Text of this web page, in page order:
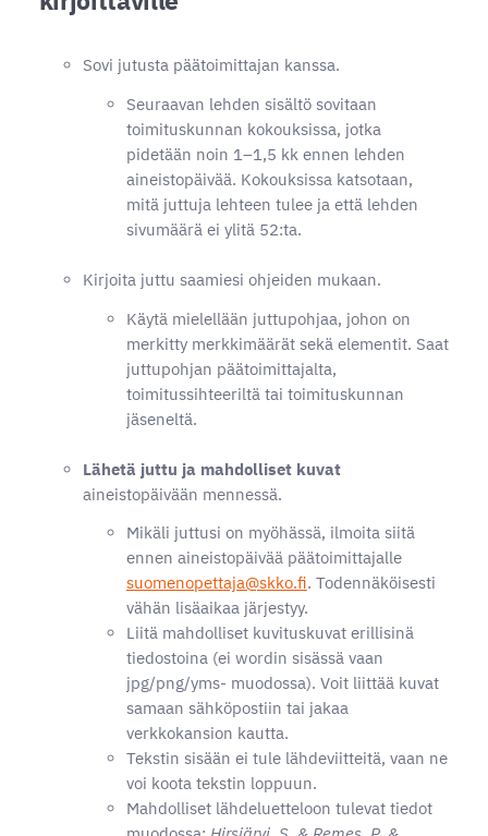
Sovi jutusta päätoimittajan kanssa.
Seuraavan lehden sisältö sovitaan
toimituskunnan kokouksissa, jotka
pidetään noin 1–1,5 kk ennen lehden
aineistopäivää. Kokouksissa katsotaan,
mitä juttuja lehteen tulee ja että lehden
sivumäärä ei ylitä 52:ta.
Kirjoita juttu saamiesi ohjeiden mukaan.
Käytä mielellään juttupohjaa, johon on
merkitty merkkimäärät sekä elementit. Saat
juttupohjan päätoimittajalta,
toimitussihteeriltä tai toimituskunnan
jäseneltä.
Lähetä juttu ja mahdolliset kuvat
aineistopäivään mennessä.
Mikäli juttusi on myöhässä, ilmoita siitä
ennen aineistopäivää päätoimittajalle
suomenopettaja@skko.fi. Todennäköisesti
vähän lisäaikaa järjestyy.
Liitä mahdolliset kuvituskuvat erillisinä
tiedostoina (ei wordin sisässä vaan
jpg/png/yms- muodossa). Voit liittää kuvat
samaan sähköpostiin tai jakaa
verkkokansion kautta.
Tekstin sisään ei tule lähdeviitteitä, vaan ne
voi koota tekstin loppuun.
Mahdolliset lähdeluetteloon tulevat tiedot